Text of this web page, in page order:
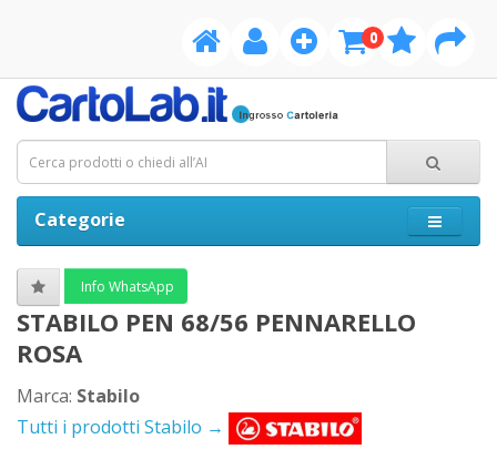
0
Categorie
Info WhatsApp
STABILO PEN 68/56 PENNARELLO
ROSA
Marca: Stabilo
Tutti i prodotti Stabilo →